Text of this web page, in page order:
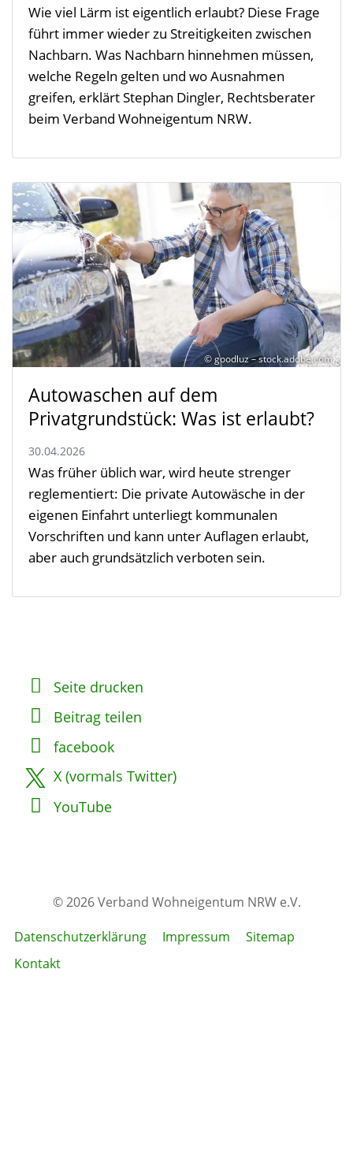
Wie viel Lärm ist eigentlich erlaubt? Diese Frage
führt immer wieder zu Streitigkeiten zwischen
Nachbarn. Was Nachbarn hinnehmen müssen,
welche Regeln gelten und wo Ausnahmen
greifen, erklärt Stephan Dingler, Rechtsberater
beim Verband Wohneigentum NRW.
© goodluz – stock.adobe.com
Autowaschen auf dem
Privatgrundstück: Was ist erlaubt?
30.04.2026
Was früher üblich war, wird heute strenger
reglementiert: Die private Autowäsche in der
eigenen Einfahrt unterliegt kommunalen
Vorschriften und kann unter Auflagen erlaubt,
aber auch grundsätzlich verboten sein.
Seite drucken
Beitrag teilen
facebook
X (vormals Twitter)
YouTube
© 2026 Verband Wohneigentum NRW e.V.
Datenschutzerklärung Impressum
Sitemap
Kontakt